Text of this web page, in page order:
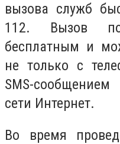
вызова служб
112. Вызов
бесплатным и
не только с
SMS-
сети Интернет.
Во время